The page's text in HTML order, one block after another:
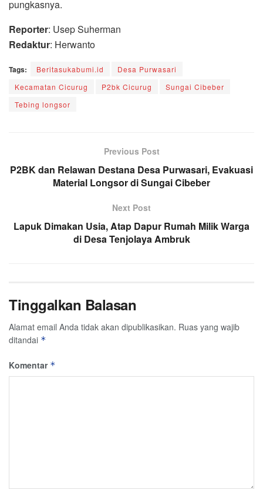
pungkasnya.
Reporter: Usep Suherman
Redaktur: Herwanto
Tags: Beritasukabumi.id
Desa Purwasari
Kecamatan Cicurug
P2bk Cicurug
Sungai Cibeber
Tebing longsor
Previous Post
P2BK dan Relawan Destana Desa Purwasari, Evakuasi
Material Longsor di Sungai Cibeber
Next Post
Lapuk Dimakan Usia, Atap Dapur Rumah Milik Warga
di Desa Tenjolaya Ambruk
Tinggalkan Balasan
Alamat email Anda tidak akan dipublikasikan. Ruas yang wajib
ditandai *
Komentar *